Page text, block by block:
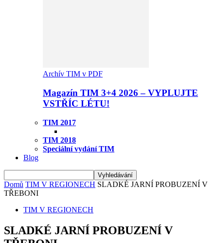
Archív TIM v PDF
Magazín TIM 3+4 2026 – VYPLUJTE
VSTŘÍC LÉTU!
TIM 2017
TIM 2018
Speciální vydání TIM
Blog
Domů TIM V REGIONECH SLADKÉ JARNÍ PROBUZENÍ V
TŘEBONI
TIM V REGIONECH
SLADKÉ JARNÍ PROBUZENÍ V